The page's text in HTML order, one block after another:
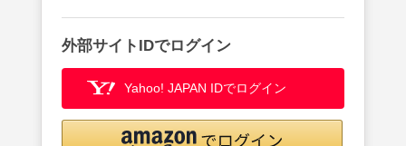
外部サイトIDでログイン
Yahoo! JAPAN IDでログイン